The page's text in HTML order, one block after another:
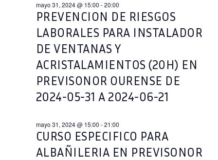
PREVENCION DE RIESGOS
LABORALES PARA INSTALADOR
DE VENTANAS Y
ACRISTALAMIENTOS (20H) EN
PREVISONOR OURENSE DE
2024-05-31 A 2024-06-21
mayo 31, 2024 @ 15:00 -20:00
CURSO ESPECIFICO PARA
ALBAÑILERIA EN PREVISONOR
mayo 31, 2024 @ 15:00 -21:00